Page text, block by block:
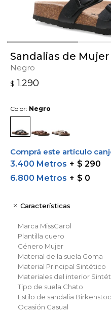
Sandalias de Mujer
Negro
$ 1.290
Color: Negro
Comprá este artículo
3.400 Metros
$ 290
6.800 Metros $ 0
Características
Marca MissCarol
Plantilla cuero
Género Mujer
Material de la suela Goma
Material Principal Sintético
Materiales del interior
Tipo de suela Chato
Estilo de sandalia
Ocasión Casual